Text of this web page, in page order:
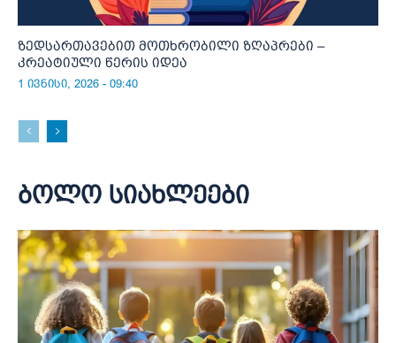
ზედსართავებით მოთხრობილი ზღაპრები –
კრეატიული წერის იდეა
1 ივნისი, 2026 - 09:40
ბოლო სიახლეები